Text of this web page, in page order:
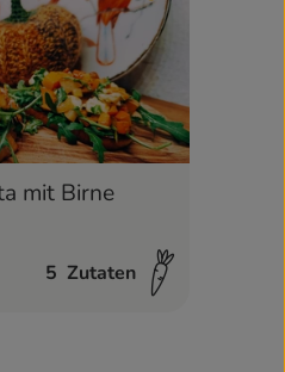
mit Birne
5 Zutaten